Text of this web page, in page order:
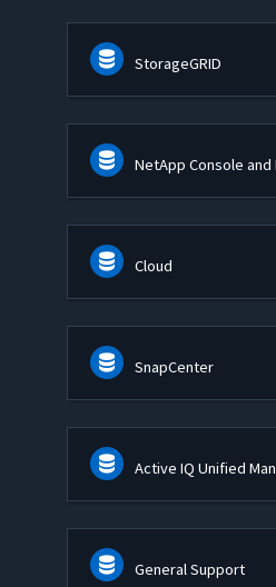
StorageGRID
NetApp Console
Cloud
SnapCenter
Active IQ Unified
General Support